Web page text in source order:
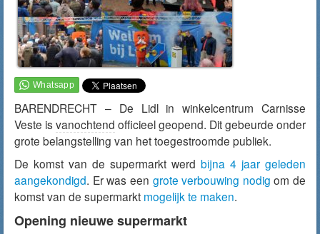
BARENDRECHT – De Lidl in winkelcentrum Carnisse
Veste is vanochtend officieel geopend. Dit gebeurde onder
grote belangstelling van het toegestroomde publiek.
De komst van de supermarkt werd bijna 4 jaar geleden
aangekondigd. Er was een grote verbouwing nodig om de
komst van de supermarkt mogelijk te maken.
Opening nieuwe supermarkt